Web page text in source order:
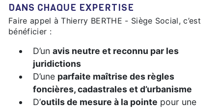
DANS CHAQUE EXPERTISE
Faire appel à Thierry BERTHE - Siège Social, c’est
bénéficier :
D’un avis neutre et reconnu par les
juridictions
D’une parfaite maîtrise des règles
foncières, cadastrales et d’urbanisme
D’outils de mesure à la pointe pour une